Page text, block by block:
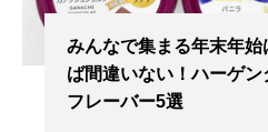
みんなで集まる年末年始
ば間違いない！ハーゲ
フレーバー5選